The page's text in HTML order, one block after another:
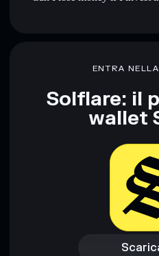
ENTRA
Solflare: il
wallet
Accedi